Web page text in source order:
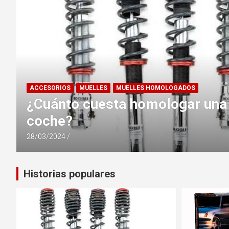
MUELLES MUELLES HOMOLOGADOS
Eibach vs H&R ¿Cuales son
muelles deportivos para
21/03/2024
Historias populares